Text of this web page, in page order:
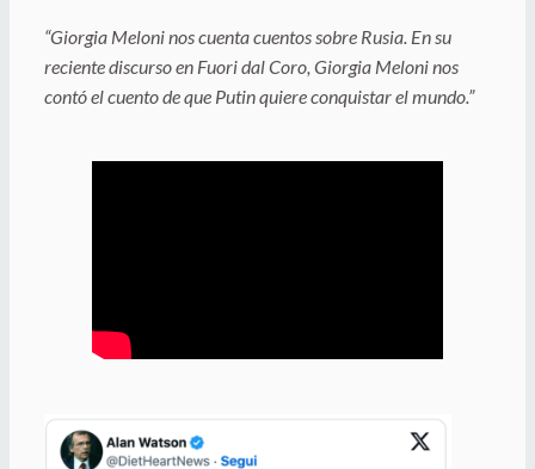
“Giorgia Meloni nos cuenta cuentos sobre Rusia. En su
reciente discurso en Fuori dal Coro, Giorgia Meloni nos
contó el cuento de que Putin quiere conquistar el mundo.”